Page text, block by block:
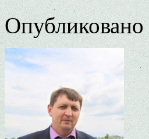
Опубликовано